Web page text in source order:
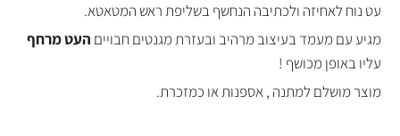
עט נוח לאחיזה ולכתיבה הנחשף בשליפת ראש המטאטא.
מגיע עם מעמד בעיצוב מרהיב ובעזרת מגנטים חבויים העט מרחף
עליו באופן מכושף !
מוצר מושלם למתנה , אספנות או כמזכרת.